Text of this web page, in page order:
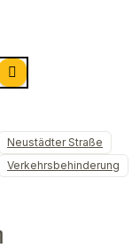
Neustädter Straße
Verkehrsbehinderung